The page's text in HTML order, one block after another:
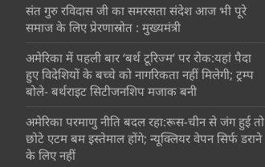
संत गुरु रविदास जी का समरसता संदेश आज भी पूरे
समाज के लिए प्रेरणास्रोत : मुख्यमंत्री
अमेरिका में पहली बार ‘बर्थ टूरिज्म’ पर रोक:यहां पैदा
हुए विदेशियों के बच्चे को नागरिकता नहीं मिलेगी; ट्रम्प
बोले- बर्थराइट सिटीजनशिप मजाक बनी
अमेरिका परमाणु नीति बदल रहा:रूस-चीन से जंग हुई तो
छोटे एटम बम इस्तेमाल होंगे; न्यूक्लियर वेपन सिर्फ डराने
के लिए नहीं